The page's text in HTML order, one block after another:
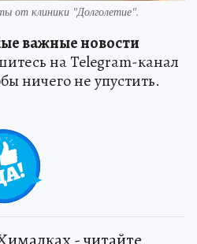
от клиники "Долголетие".
важные новости
на Telegram-канал
ничего не упустить.